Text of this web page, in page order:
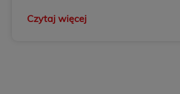
Czytaj więcej